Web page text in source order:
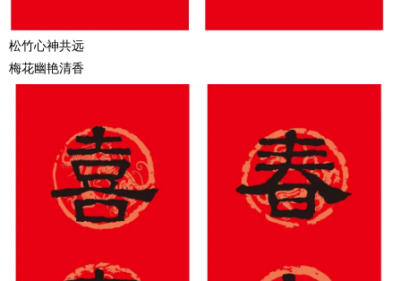
松竹心神共远
梅花幽艳清香